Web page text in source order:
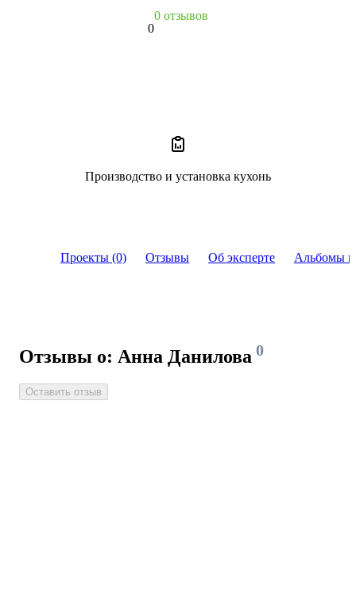
Проекты (0) Отзывы Об эксперте Альбомы
Отзывы о: Анна Данилова 0
Оставить отзыв
0
0 отзывов
Производство и установка кухонь